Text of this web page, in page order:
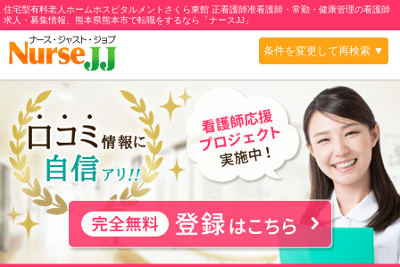
住宅型有料老人ホームホスピタルメントさくら東館 正看護師准看護師・常勤・健康管理の看護師
求人・募集情報、熊本県熊本市で転職をするなら「ナースJJ」
条件を変更して再検索 ▼